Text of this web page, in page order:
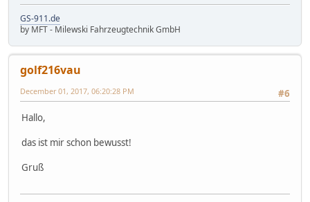
GS-911.de
by MFT - Milewski Fahrzeugtechnik GmbH
golf216vau
#6
December 01, 2017, 06:20:28 PM
Hallo,
das ist mir schon bewusst!
Gruß